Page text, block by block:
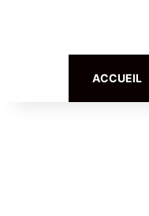
ACCUEIL